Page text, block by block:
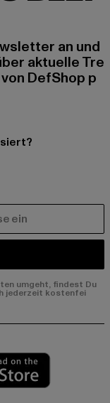
an und
aktuelle Tre
DefShop p
umgeht, findest Du
jederzeit kostenfei